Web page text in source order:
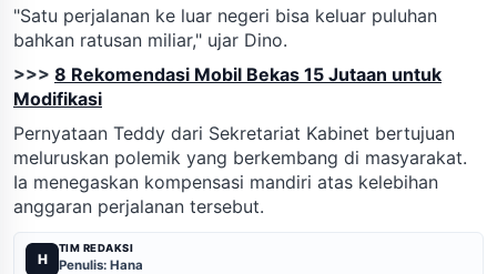
"Satu perjalanan ke luar negeri bisa keluar puluhan
bahkan ratusan miliar," ujar Dino.
>>> 8 Rekomendasi Mobil Bekas 15 Jutaan untuk
Modifikasi
Pernyataan Teddy dari Sekretariat Kabinet bertujuan
meluruskan polemik yang berkembang di masyarakat.
Ia menegaskan kompensasi mandiri atas kelebihan
anggaran perjalanan tersebut.
H
TIM REDAKSI
Penulis: Hana